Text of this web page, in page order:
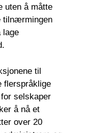
uten å måtte
tilnærmingen
lage
til
flerspråklige
selskaper
å nå et
over 20